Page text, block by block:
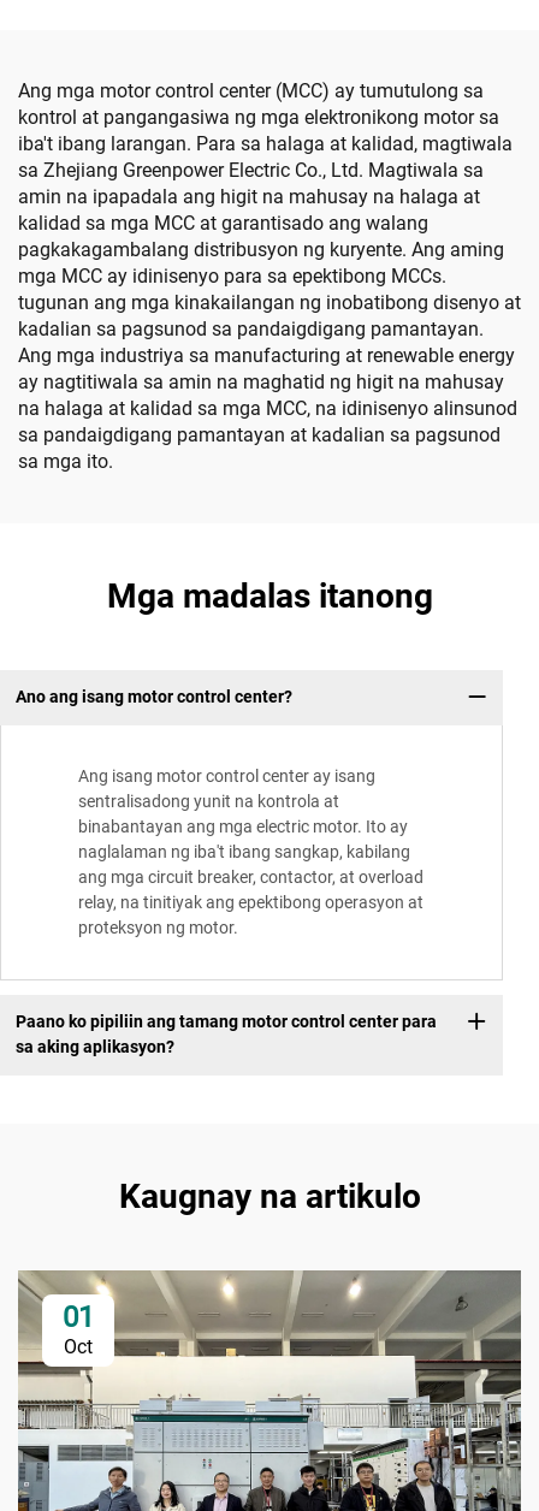
Ang mga motor control center (MCC) ay tumutulong sa
kontrol at pangangasiwa ng mga elektronikong motor sa
iba't ibang larangan. Para sa halaga at kalidad, magtiwala
sa Zhejiang Greenpower Electric Co., Ltd. Magtiwala sa
amin na ipapadala ang higit na mahusay na halaga at
kalidad sa mga MCC at garantisado ang walang
pagkakagambalang distribusyon ng kuryente. Ang aming
mga MCC ay idinisenyo para sa epektibong MCCs.
tugunan ang mga kinakailangan ng inobatibong disenyo at
kadalian sa pagsunod sa pandaigdigang pamantayan.
Ang mga industriya sa manufacturing at renewable energy
ay nagtitiwala sa amin na maghatid ng higit na mahusay
na halaga at kalidad sa mga MCC, na idinisenyo alinsunod
sa pandaigdigang pamantayan at kadalian sa pagsunod
sa mga ito.
Mga madalas itanong
Ano ang isang motor control center?
Ang isang motor control center ay isang
sentralisadong yunit na kontrola at
binabantayan ang mga electric motor. Ito ay
naglalaman ng iba't ibang sangkap, kabilang
ang mga circuit breaker, contactor, at overload
relay, na tinitiyak ang epektibong operasyon at
proteksyon ng motor.
Paano ko pipiliin ang tamang motor control center para
sa aking aplikasyon?
Kaugnay na artikulo
01
Oct